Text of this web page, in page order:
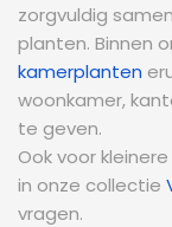
zorgvuldig
planten. Binnen
kamerplanten
woonkamer,
te geven.
Ook voor
in onze collectie
vragen.